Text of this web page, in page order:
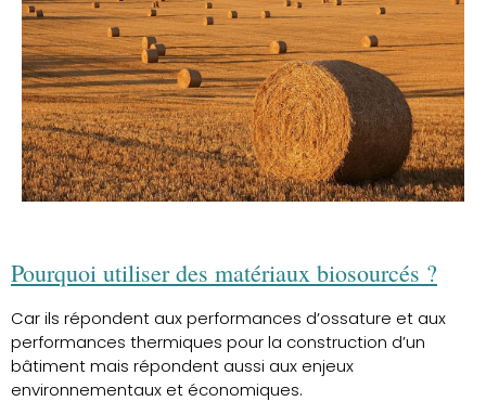
Pourquoi utiliser des matériaux biosourcés ?
Car ils répondent aux performances d’ossature et aux
performances thermiques pour la construction d’un
bâtiment mais répondent aussi aux enjeux
environnementaux et économiques.